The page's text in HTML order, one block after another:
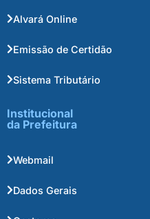
Alvará Online
Emissão de Certidão
Sistema Tributário
Institucional
da Prefeitura
Webmail
Dados Gerais